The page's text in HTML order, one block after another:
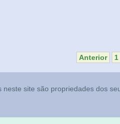
Anterior 1
neste site são propriedades dos